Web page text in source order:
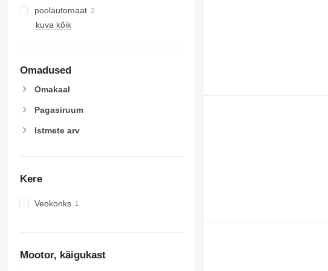
poolautomaat
kuva kõik
Omadused
Omakaal
Pagasiruum
Istmete arv
Kere
Veokonks
Mootor, käigukast